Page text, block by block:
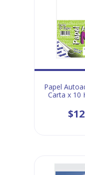
Papel
Carta x 10